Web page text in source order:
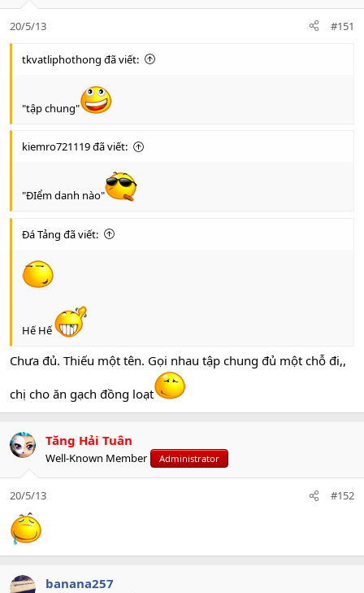
20/5/13 #151
tkvatliphothong đã viết:
"tập chung"
kiemro721119 đã viết:
"ĐIểm danh nào"
Đá Tảng đã viết:
Hế Hế
Chưa đủ. Thiếu một tên. Gọi nhau tập chung đủ một chỗ đi,,
chị cho ăn gạch đồng loạt
Tăng Hải Tuân
Well-Known Member Administrator
20/5/13 #152
banana257